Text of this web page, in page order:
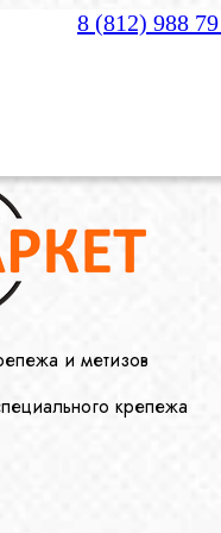
8 (812) 988
и метизов
крепежа